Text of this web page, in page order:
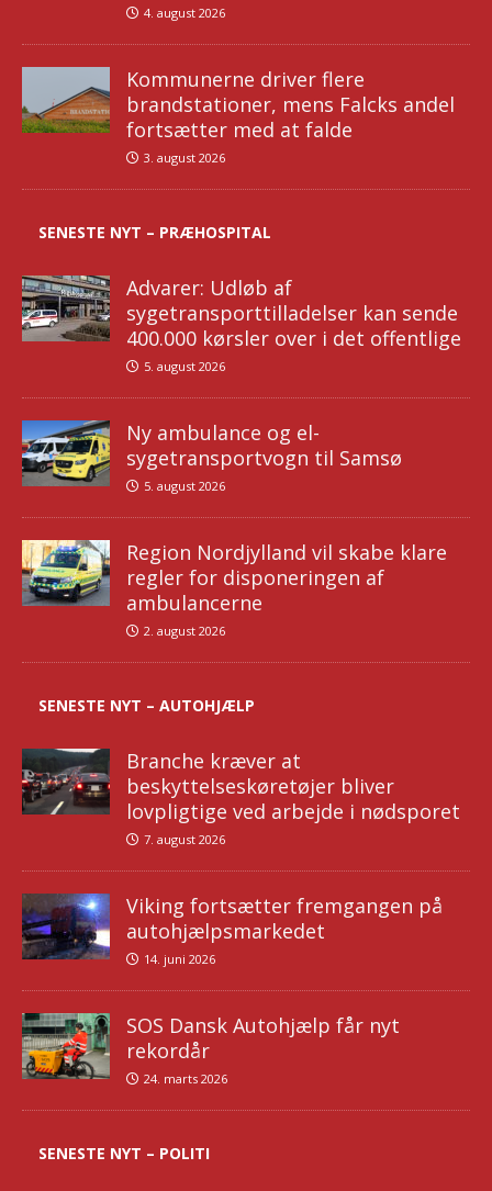
4. august 2026
Kommunerne driver flere
brandstationer, mens Falcks andel
fortsætter med at falde
3. august 2026
SENESTE NYT – PRÆHOSPITAL
Advarer: Udløb af
sygetransporttilladelser kan sende
400.000 kørsler over i det offentlige
5. august 2026
Ny ambulance og el-
sygetransportvogn til Samsø
5. august 2026
Region Nordjylland vil skabe klare
regler for disponeringen af
ambulancerne
2. august 2026
SENESTE NYT – AUTOHJÆLP
Branche kræver at
beskyttelseskøretøjer bliver
lovpligtige ved arbejde i nødsporet
7. august 2026
Viking fortsætter fremgangen på
autohjælpsmarkedet
14. juni 2026
SOS Dansk Autohjælp får nyt
rekordår
24. marts 2026
SENESTE NYT – POLITI